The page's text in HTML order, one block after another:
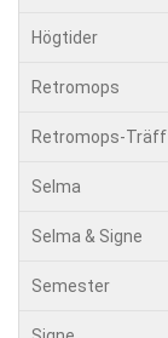
Högtider
Retromops
Retromops-Träff
Selma
Selma & Signe
Semester